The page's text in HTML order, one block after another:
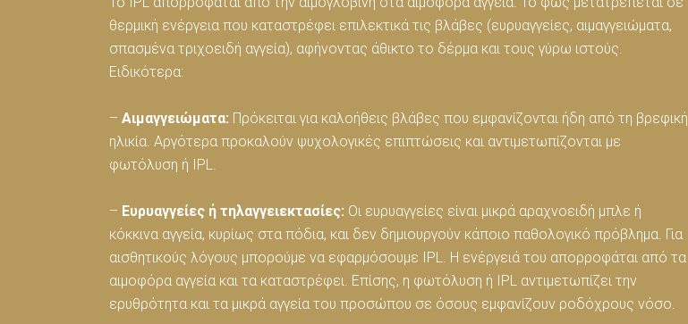
θερμική ενέργεια που καταστρέφει επιλεκτικά τις βλάβες (ευρυαγγείες, αιμαγγειώματα,
σπασμένα τριχοειδή αγγεία), αφήνοντας άθικτο το δέρμα και τους γύρω ιστούς.
Ειδικότερα:
– Αιμαγγειώματα: Πρόκειται για καλοήθεις βλάβες που εμφανίζονται ήδη από τη βρεφική
ηλικία. Αργότερα προκαλούν ψυχολογικές επιπτώσεις και αντιμετωπίζονται με
φωτόλυση ή IPL.
– Ευρυαγγείες ή τηλαγγειεκτασίες: Οι ευρυαγγείες είναι μικρά αραχνοειδή μπλε ή
κόκκινα αγγεία, κυρίως στα πόδια, και δεν δημιουργούν κάποιο παθολογικό πρόβλημα. Για
αισθητικούς λόγους μπορούμε να εφαρμόσουμε IPL. Η ενέργειά του απορροφάται από τα
αιμοφόρα αγγεία και τα καταστρέφει. Επίσης, η φωτόλυση ή IPL αντιμετωπίζει την
ερυθρότητα και τα μικρά αγγεία του προσώπου σε όσους εμφανίζουν ροδόχρους νόσο.